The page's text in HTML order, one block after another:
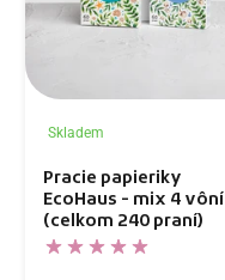
Skladem
Pracie papieriky
EcoHaus - mix 4 vôní
(celkom 240 praní)